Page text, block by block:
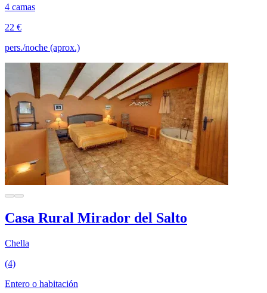
4 camas
22 €
pers./noche (aprox.)
Casa Rural Mirador del Salto
Chella
(4)
Entero o habitación